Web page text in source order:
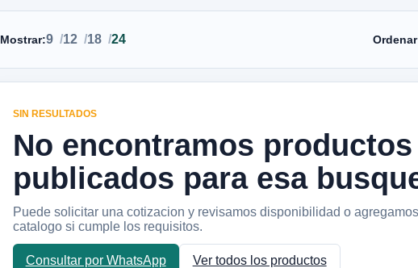
Mostrar:9 12 18 24
SIN RESULTADOS
No encontramos productos
publicados para esa
Puede solicitar una cotizacion y revisamos disponibilidad o
catalogo si cumple los requisitos.
Consultar por WhatsApp Ver todos los productos